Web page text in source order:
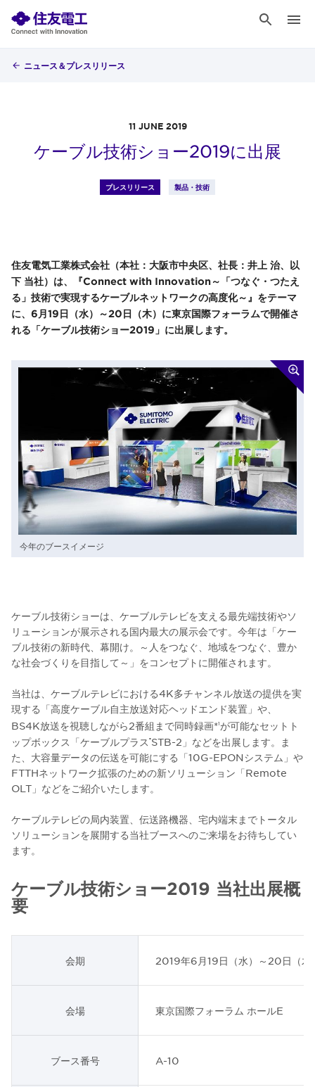
ニュース＆プレスリリース
11 JUNE 2019
ケーブル技術ショー2019に出展
プレスリリース 製品・技術
住友電気工業株式会社（本社：大阪市中央区、社長：井上 治、以
下 当社）は、『Connect with Innovation～「つなぐ・つたえ
る」技術で実現するケーブルネットワークの高度化～』をテーマ
に、6月19日（水）～20日（木）に東京国際フォーラムで開催さ
れる「ケーブル技術ショー2019」に出展します。
今年のブースイメージ
ケーブル技術ショーは、ケーブルテレビを支える最先端技術やソ
リューションが展示される国内最大の展示会です。今年は「ケー
ブル技術の新時代、幕開け。～人をつなぐ、地域をつなぐ、豊か
な社会づくりを目指して～」をコンセプトに開催されます。
当社は、ケーブルテレビにおける4K多チャンネル放送の提供を実
現する「高度ケーブル自主放送対応ヘッドエンド装置」や、
BS4K放送を視聴しながら2番組まで同時録画*1 が可能なセットト
ップボックス「ケーブルプラス ®STB-2」などを出展します。ま
た、大容量データの伝送を可能にする「10G-EPONシステム」や
FTTHネットワーク拡張のための新ソリューション「Remote
OLT」などをご紹介いたします。
ケーブルテレビの局内装置、伝送路機器、宅内端末までトータル
ソリューションを展開する当社ブースへのご来場をお待ちしてい
ます。
ケーブル技術ショー2019 当社出展概
要
会期 2019年6月19日（水）～20日（木
会場 東京国際フォーラム ホールE
ブース番号 A-10